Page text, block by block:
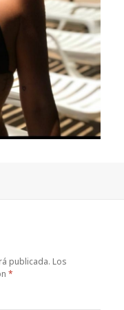
publicada. Los
*